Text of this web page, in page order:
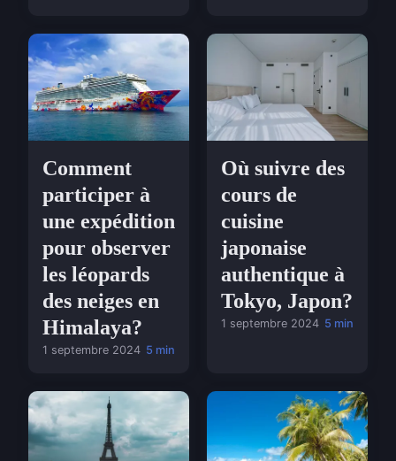
Comment
participer à
une expédition
pour observer
les léopards
des neiges en
Himalaya?
1 septembre 2024 5 min
Où suivre des
cours de
cuisine
japonaise
authentique à
Tokyo, Japon?
1 septembre 2024 5 min